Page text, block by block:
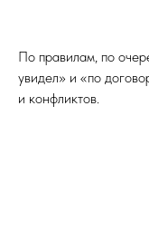
По правилам, по
увидел» и «по
и конфликтов.